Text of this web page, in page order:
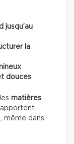
jusqu’au
la
douces
matières
même dans